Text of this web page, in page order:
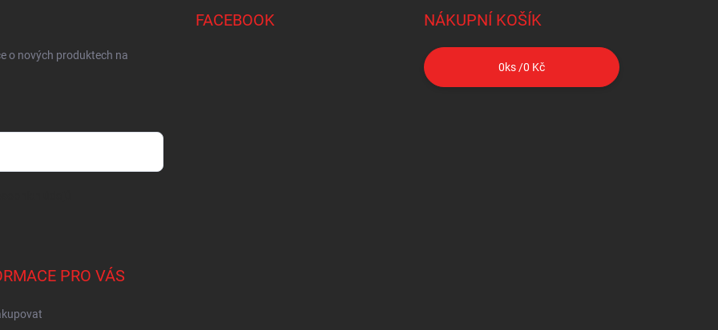
o nových produktech na
FACEBOOK NÁKUPNÍ KOŠÍK
0ks /0 Kč
PRO VÁS